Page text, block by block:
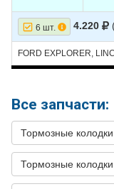
28 LINCOLN MKT
29 LINCOLN MKT
30 LINCOLN MKT
32 LINCOLN MKT
6 шт. 4.220
FORD EXPLORER,
Все запчасти:
Тормозные
Тормозные